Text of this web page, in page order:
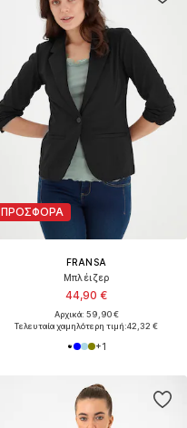
ΠΡΟΣΦΟΡΑ
FRANSA
Μπλέιζερ
44,90 €
Αρχικά: 59,90 €
Τελευταία χαμηλότερη τιμή:42,32 €
+1